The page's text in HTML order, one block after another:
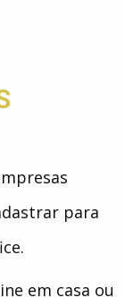
para
em casa ou